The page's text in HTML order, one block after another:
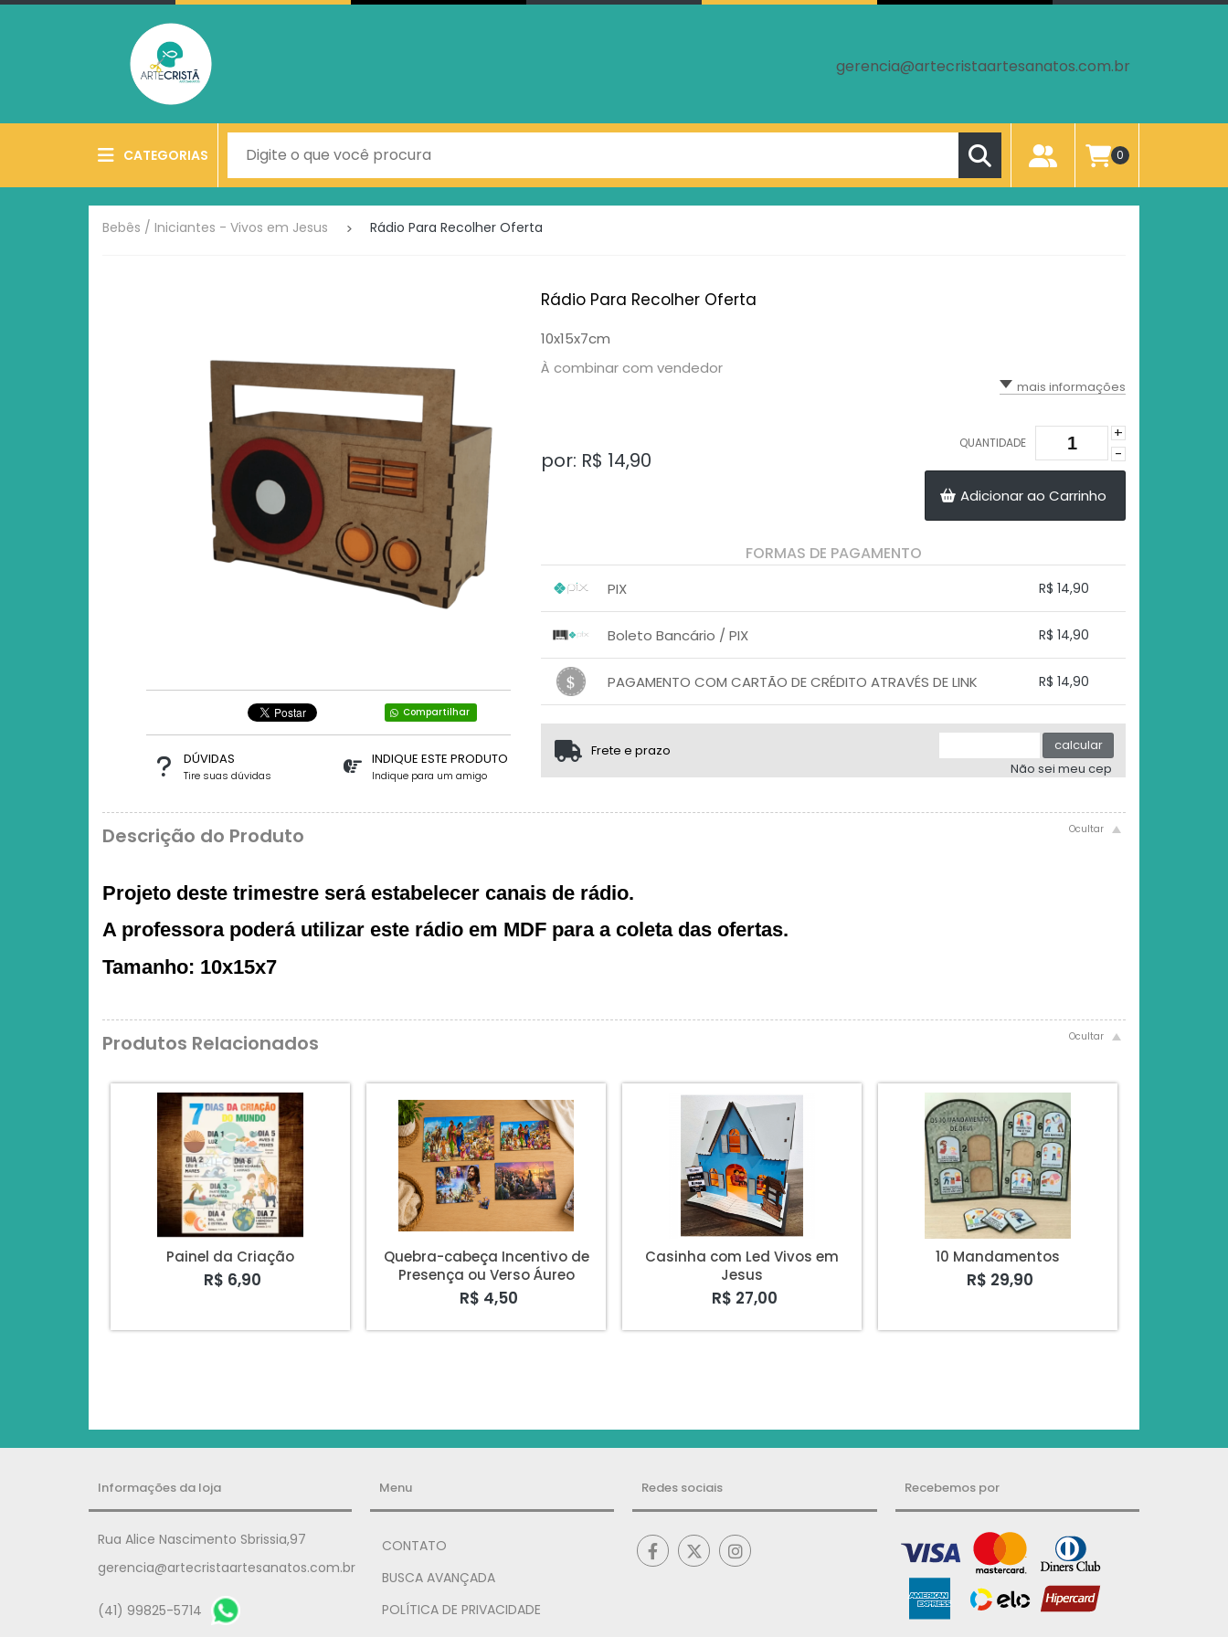
gerencia@artecristaartesanatos.com.br
CATEGORIAS 0
Bebês / Iniciantes - Vivos em Jesus Rádio Para Recolher Oferta
Compartilhar
DÚVIDAS
Tire suas dúvidas
INDIQUE ESTE PRODUTO
Indique para um amigo
Rádio Para Recolher Oferta
10x15x7cm
À combinar com vendedor
mais informações
por: R$ 14,90
QUANTIDADE
+
-
Adicionar ao Carrinho
FORMAS DE PAGAMENTO
PIX
R$ 14,90
....
Boleto Bancário / PIX
R$ 14,90
....
...
PAGAMENTO COM CARTÃO DE CRÉDITO ATRAVÉS DE LINK
R$ 14,90
... ....
Frete e prazo
calcular
Não sei meu cep
Descrição do Produto
Projeto deste trimestre será estabelecer canais de rádio.
A professora poderá utilizar este rádio em MDF para a coleta das ofertas.
Tamanho: 10x15x7
Produtos Relacionados
Painel da Criação
R$ 6,90
Quebra-cabeça Incentivo de
Presença ou Verso Áureo
R$ 4,50
Casinha com Led Vivos em
Jesus
R$ 27,00
10 Mandamentos
R$ 29,90
Informações da loja
Rua Alice Nascimento Sbrissia,97
gerencia@artecristaartesanatos.com.br
(41) 99825-5714
Menu
CONTATO
BUSCA AVANÇADA
POLÍTICA DE PRIVACIDADE
Redes sociais Recebemos por